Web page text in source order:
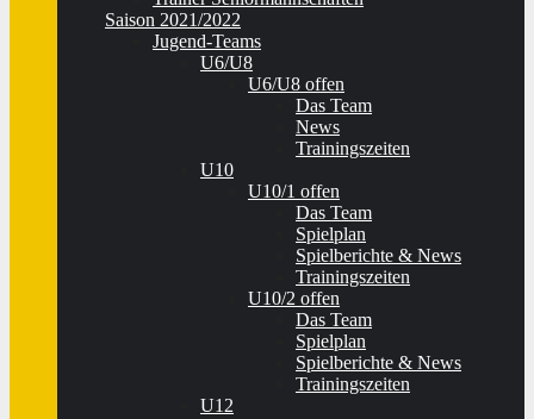
Saison 2021/2022
Jugend-Teams
U6/U8
U6/U8 offen
Das Team
News
Trainingszeiten
U10
U10/1 offen
Das Team
Spielplan
Spielberichte & News
Trainingszeiten
U10/2 offen
Das Team
Spielplan
Spielberichte & News
Trainingszeiten
U12